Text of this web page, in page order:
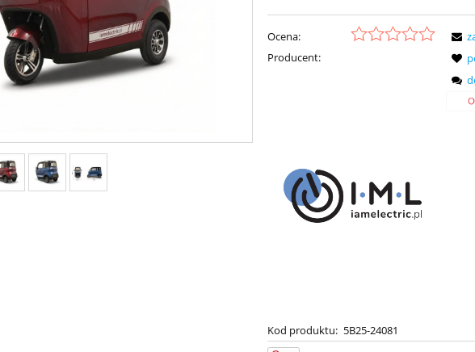
Ocena:
Producent:
Kod produktu: 5B25-24081